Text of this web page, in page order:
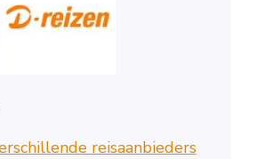
reisaanbieders